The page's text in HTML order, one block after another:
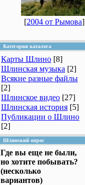
[2004 от Рымова]
Категории каталога
Карты Шлино [8]
Шлинская музыка [2]
Всякие разные файлы
[2]
Шлинское видео [27]
Шлинская история [5]
Публикации о Шлино
[2]
Шлинский опрос
Где вы еще не были,
но хотите побывать?
(несколько
вариантов)